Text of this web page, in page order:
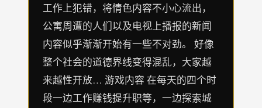
工作上犯错，将情色内容不小心流出，
公寓周遭的人们以及电视上播报的新闻
内容似乎渐渐开始有一些不对劲。 好像
整个社会的道德界线变得混乱，大家越
来越性开放… 游戏内容 在每天的四个时
段一边工作赚钱提升职等，一边探索城